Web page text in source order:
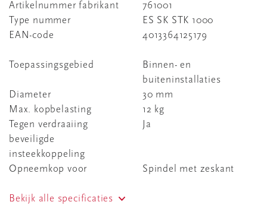
Artikelnummer fabrikant
761001
Type nummer
ES SK STK 1000
EAN-code
4013364125179
Toepassingsgebied
Binnen- en
buiteninstallaties
Diameter
30 mm
Max. kopbelasting
12 kg
Tegen verdraaiing
beveiligde
insteekkoppeling
Ja
Opneemkop voor Spindel met zeskant
Bekijk alle specificaties